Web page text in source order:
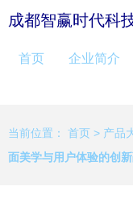
成都智赢时代科
首页 企业简介
当前位置： 首页 > 产品
面美学与用户体验的创